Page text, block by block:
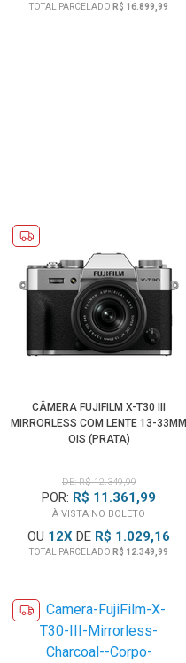
TOTAL PARCELADO R$ 16.899,99
CÂMERA FUJIFILM X-T30 III
MIRRORLESS COM LENTE 13-33MM
OIS (PRATA)
DE: R$ 12.349,99
POR: R$ 11.361,99
À VISTA NO BOLETO
OU 12X DE R$ 1.029,16
TOTAL PARCELADO R$ 12.349,99